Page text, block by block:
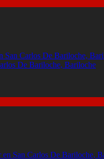
De Bariloche, Bariloche